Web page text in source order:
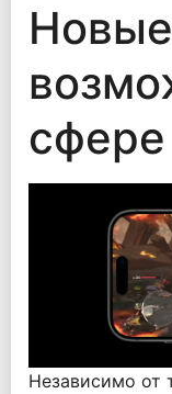
Новые
сфере
Независимо от